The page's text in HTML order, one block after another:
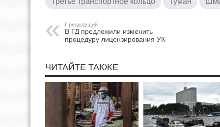
Предыдущий
В ГД предложили изменить
процедуру лицензирования УК
ЧИТАЙТЕ ТАКЖЕ